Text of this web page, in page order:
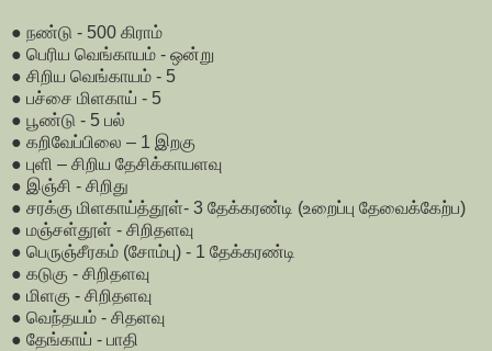
● நண்டு - 500 கிராம்
● பெரிய வெங்காயம் - ஒன்று
● சிறிய வெங்காயம் - 5
● பச்சை மிளகாய் - 5
● பூண்டு - 5 பல்
● கறிவேப்பிலை – 1 இறகு
● புளி – சிறிய தேசிக்காயளவு
● இஞ்சி - சிறிது
● சரக்கு மிளகாய்த்தூள்- 3 தேக்கரண்டி (உறைப்பு தேவைக்கேற்ப)
● மஞ்சள்தூள் - சிறிதளவு
● பெருஞ்சீரகம் (சோம்பு) - 1 தேக்கரண்டி
● கடுகு - சிறிதளவு
● மிளகு - சிறிதளவு
● வெந்தயம் - சிதளவு
● தேங்காய் - பாதி